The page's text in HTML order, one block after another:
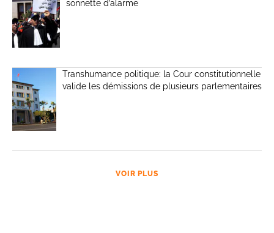
sonnette d’alarme
Transhumance politique: la Cour constitutionnelle
valide les démissions de plusieurs parlementaires
VOIR PLUS